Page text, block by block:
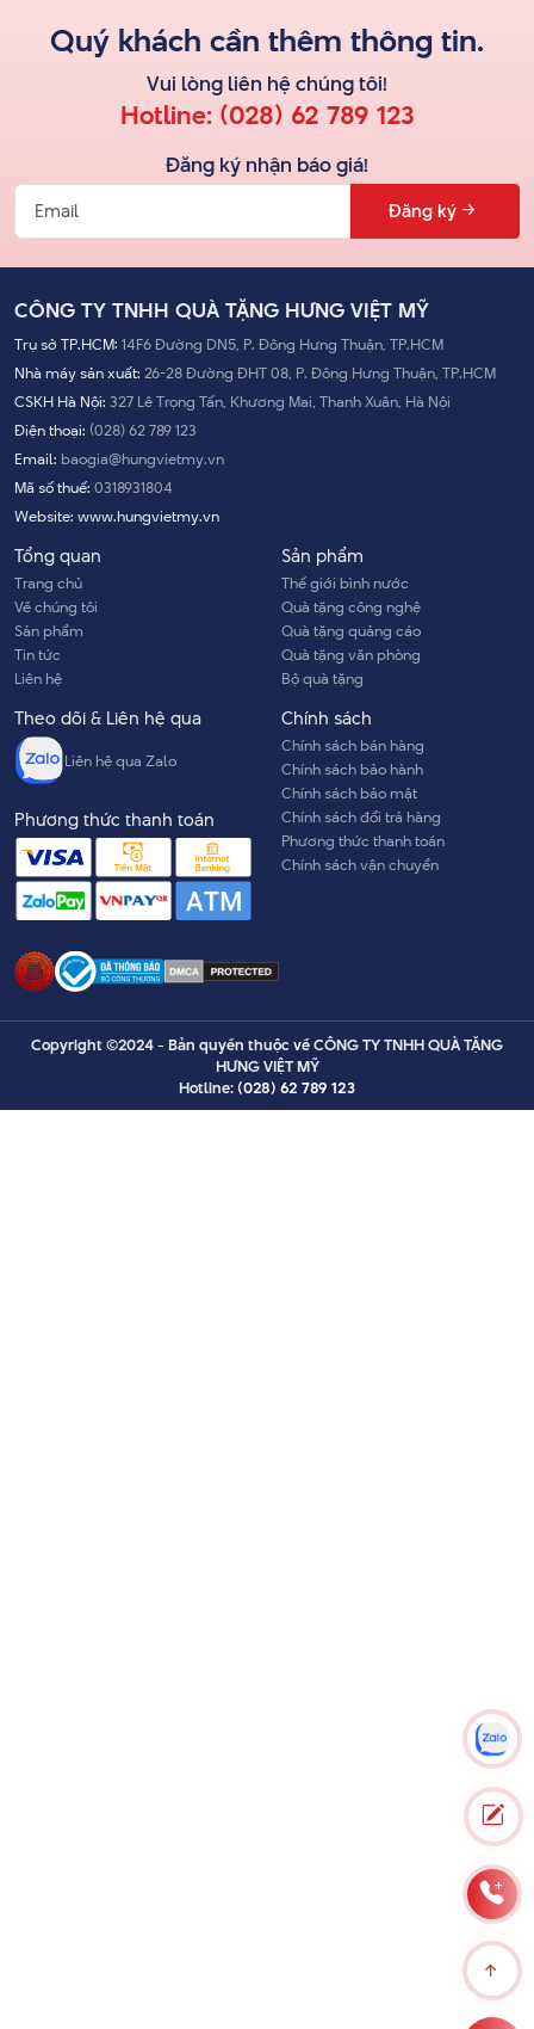
Quý khách cần thêm thông tin.
Vui lòng liên hệ chúng tôi!
Hotline: (028) 62 789 123
Đăng ký nhận báo giá!
Đăng ký
CÔNG TY TNHH QUÀ TẶNG HƯNG VIỆT MỸ
Trụ sở TP.HCM: 14F6 Đường DN5, P. Đông Hưng Thuận, TP.HCM
Nhà máy sản xuất: 26-28 Đường ĐHT 08, P. Đông Hưng Thuận, TP.HCM
CSKH Hà Nội: 327 Lê Trọng Tấn, Khương Mai, Thanh Xuân, Hà Nội
Điện thoại: (028) 62 789 123
Email: baogia@hungvietmy.vn
Mã số thuế: 0318931804
Website: www.hungvietmy.vn
Tổng quan
Trang chủ
Về chúng tôi
Sản phẩm
Tin tức
Liên hệ
Sản phẩm
Thế giới bình nước
Quà tặng công nghệ
Quà tặng quảng cáo
Quà tặng văn phòng
Bộ quà tặng
Chính sách
Chính sách bán hàng
Chính sách bảo hành
Chính sách bảo mật
Chính sách đổi trả hàng
Phương thức thanh toán
Chính sách vận chuyển
Theo dõi & Liên hệ qua
Liên hệ qua Zalo
Phương thức thanh toán
Copyright ©2024 - Bản quyền thuộc về CÔNG TY TNHH QUÀ TẶNG
HƯNG VIỆT MỸ
Hotline:(028) 62 789 123